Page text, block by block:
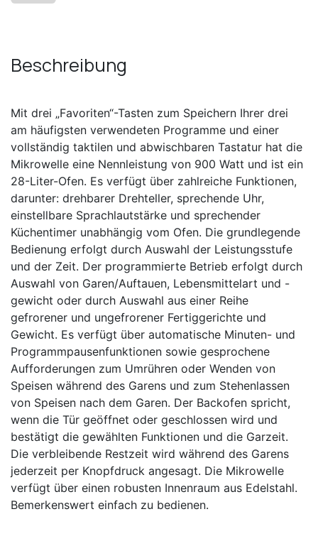
Beschreibung
Mit drei „Favoriten“-Tasten zum Speichern Ihrer drei
am häufigsten verwendeten Programme und einer
vollständig taktilen und abwischbaren Tastatur hat die
Mikrowelle eine Nennleistung von 900 Watt und ist ein
28-Liter-Ofen. Es verfügt über zahlreiche Funktionen,
darunter: drehbarer Drehteller, sprechende Uhr,
einstellbare Sprachlautstärke und sprechender
Küchentimer unabhängig vom Ofen. Die grundlegende
Bedienung erfolgt durch Auswahl der Leistungsstufe
und der Zeit. Der programmierte Betrieb erfolgt durch
Auswahl von Garen/Auftauen, Lebensmittelart und -
gewicht oder durch Auswahl aus einer Reihe
gefrorener und ungefrorener Fertiggerichte und
Gewicht. Es verfügt über automatische Minuten- und
Programmpausenfunktionen sowie gesprochene
Aufforderungen zum Umrühren oder Wenden von
Speisen während des Garens und zum Stehenlassen
von Speisen nach dem Garen. Der Backofen spricht,
wenn die Tür geöffnet oder geschlossen wird und
bestätigt die gewählten Funktionen und die Garzeit.
Die verbleibende Restzeit wird während des Garens
jederzeit per Knopfdruck angesagt. Die Mikrowelle
verfügt über einen robusten Innenraum aus Edelstahl.
Bemerkenswert einfach zu bedienen.